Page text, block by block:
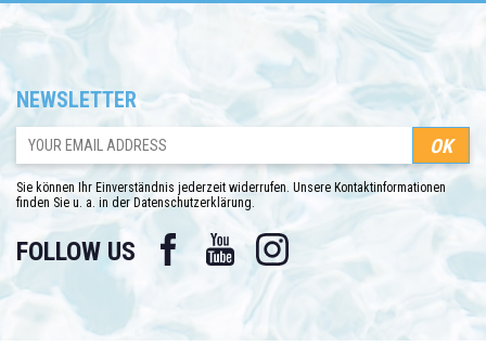
NEWSLETTER
Sie können Ihr Einverständnis jederzeit widerrufen. Unsere Kontaktinformationen
finden Sie u. a. in der Datenschutzerklärung.
FOLLOW US Facebook YouTube Instagram